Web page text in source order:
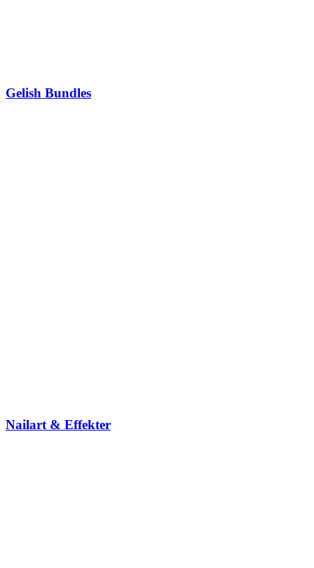
Gelish Bundles
Nailart & Effekter